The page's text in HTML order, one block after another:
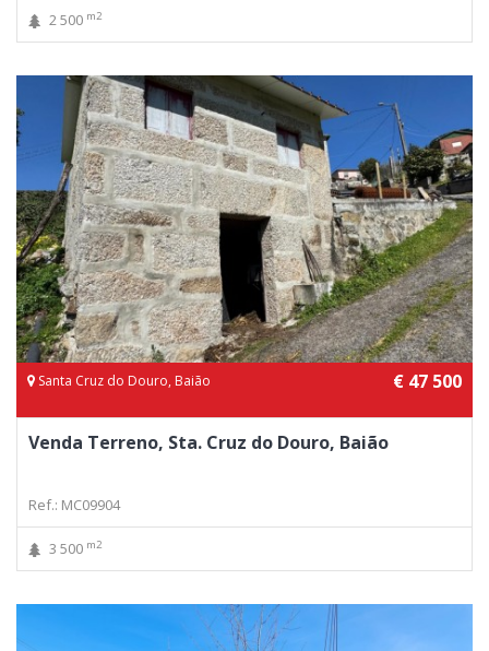
2 500 m2
Santa Cruz do Douro, Baião € 47 500
Venda Terreno, Sta. Cruz do Douro, Baião
Ref.: MC09904
3 500 m2